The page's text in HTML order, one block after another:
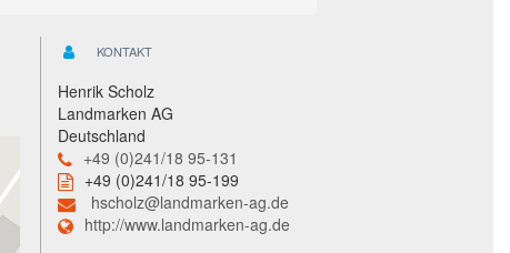
KONTAKT
Henrik Scholz
Landmarken AG
Deutschland
+49 (0)241/18 95-131
+49 (0)241/18 95-199
hscholz@landmarken-ag.de
http://www.landmarken-ag.de